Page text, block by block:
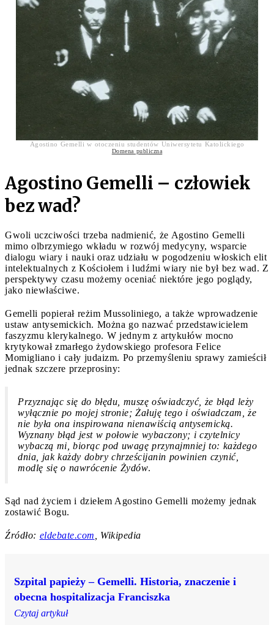
Agostino Gemelli w otoczeniu studentów Uniwersytetu Katolickiego
Domena publiczna
Agostino Gemelli – człowiek
bez wad?
Gwoli uczciwości trzeba nadmienić, że Agostino Gemelli
mimo olbrzymiego wkładu w rozwój medycyny, wsparcie
dialogu wiary i nauki oraz udziału w pogodzeniu włoskich elit
intelektualnych z Kościołem i ludźmi wiary nie był bez wad. Z
perspektywy czasu możemy oceniać niektóre jego poglądy,
jako niewłaściwe.
Gemelli popierał reżim Mussoliniego, a także wprowadzenie
ustaw antysemickich. Można go nazwać przedstawicielem
faszyzmu klerykalnego. W jednym z artykułów mocno
krytykował zmarłego żydowskiego profesora Felice
Momigliano i cały judaizm. Po przemyśleniu sprawy zamieścił
jednak szczere przeprosiny:
Przyznając się do błędu, muszę oświadczyć, że błąd leży
wyłącznie po mojej stronie; Żałuję tego i oświadczam, że
nie była ona inspirowana nienawiścią antysemicką.
Wyznany błąd jest w połowie wybaczony; i czytelnicy
wybaczą mi, biorąc pod uwagę przynajmniej to: każdego
dnia, jak każdy dobry chrześcijanin powinien czynić,
modlę się o nawrócenie Żydów.
Sąd nad życiem i dziełem Agostino Gemelli możemy jednak
zostawić Bogu.
Źródło: eldebate.com , Wikipedia
Szpital papieży – Gemelli. Historia, znaczenie i
obecna hospitalizacja Franciszka
Czytaj artykuł